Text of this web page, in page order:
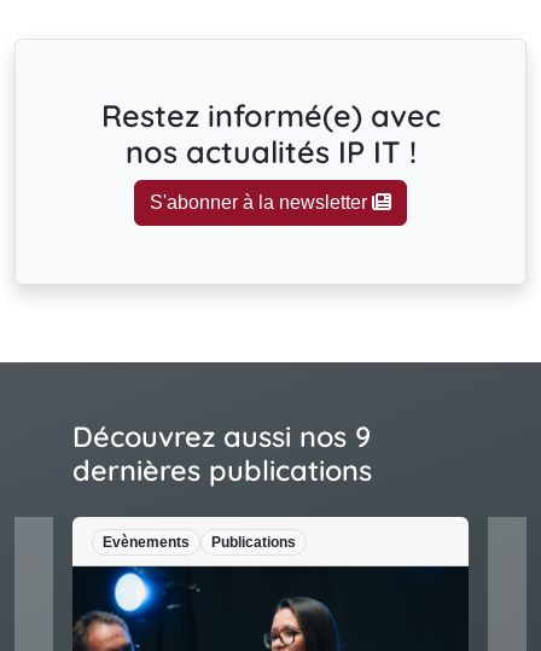
Restez informé(e) avec
nos actualités IP IT !
S'abonner à la newsletter
Découvrez aussi nos 9
dernières publications
Evènements Publications